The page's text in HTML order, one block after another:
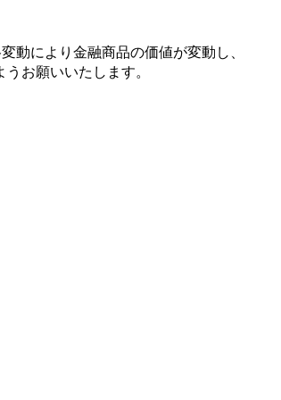
動により 金融商品の価値が変動し、
う お願いいたします。